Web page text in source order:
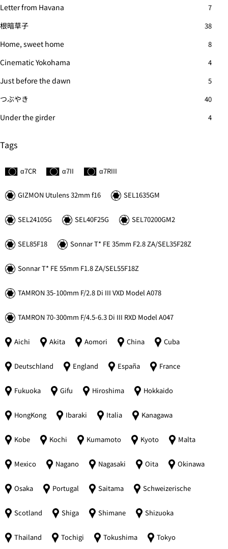
Letter from Havana 7
根暗草子 38
Home, sweet home 8
Cinematic Yokohama 4
Just before the dawn 5
つぶやき 40
Under the girder 4
Tags
α7CR α7II α7RIII
GIZMON Utulens 32mm f16 SEL1635GM
SEL24105G SEL40F25G SEL70200GM2
SEL85F18 SonnarT* FE 35mm F2.8 ZA/SEL35F28Z
SonnarT* FE 55mm F1.8 ZA/SEL55F18Z
TAMRON 35-100mm F/2.8 Di III VXD Model A078
TAMRON 70-300mm F/4.5-6.3 Di III RXD Model A047
Aichi Akita Aomori China Cuba
Deutschland England España France
Fukuoka Gifu Hiroshima Hokkaido
HongKong Ibaraki Italia Kanagawa
Kobe Kochi Kumamoto Kyoto Malta
Mexico Nagano Nagasaki Oita Okinawa
Osaka Portugal Saitama Schweizerische
Scotland Shiga Shimane Shizuoka
Thailand Tochigi Tokushima Tokyo